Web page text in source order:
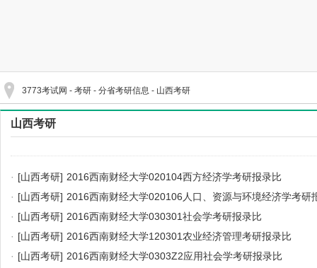
3773考试网 - 考研 - 分省考研信息 - 山西考研
山西考研
· [山西考研] 2016西南财经大学020104西方经济学考研报录比
· [山西考研] 2016西南财经大学020106人口、资源与环境经济学考研
· [山西考研] 2016西南财经大学030301社会学考研报录比
· [山西考研] 2016西南财经大学120301农业经济管理考研报录比
· [山西考研] 2016西南财经大学0303Z2应用社会学考研报录比